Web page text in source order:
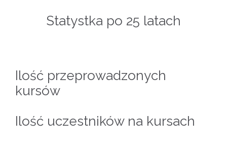
Statystka po 25 latach
Ilość przeprowadzonych
kursów
Ilość uczestników na kursach